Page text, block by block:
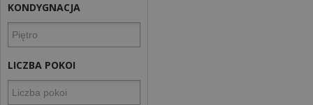
KONDYGNACJA
LICZBA POKOI